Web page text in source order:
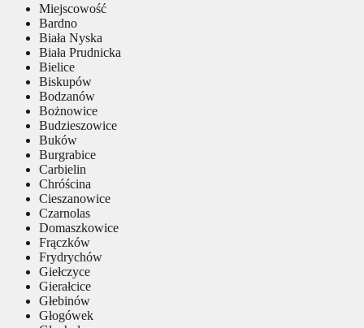
Miejscowość
Bardno
Biała Nyska
Biała Prudnicka
Bielice
Biskupów
Bodzanów
Bożnowice
Budzieszowice
Buków
Burgrabice
Carbielin
Chróścina
Cieszanowice
Czarnolas
Domaszkowice
Frączków
Frydrychów
Giełczyce
Gierałcice
Głebinów
Głogówek